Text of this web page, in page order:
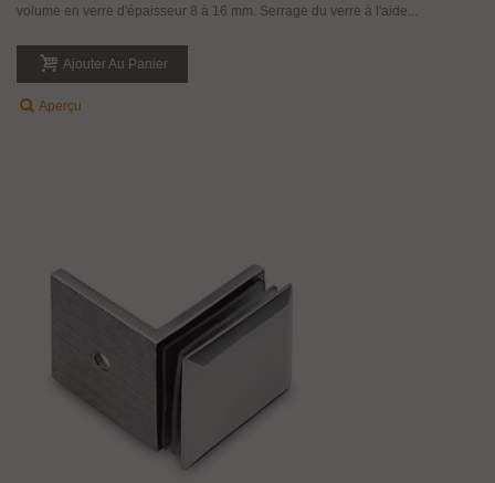
volume en verre d'épaisseur 8 à 16 mm. Serrage du verre à l'aide...
Ajouter Au Panier
Aperçu